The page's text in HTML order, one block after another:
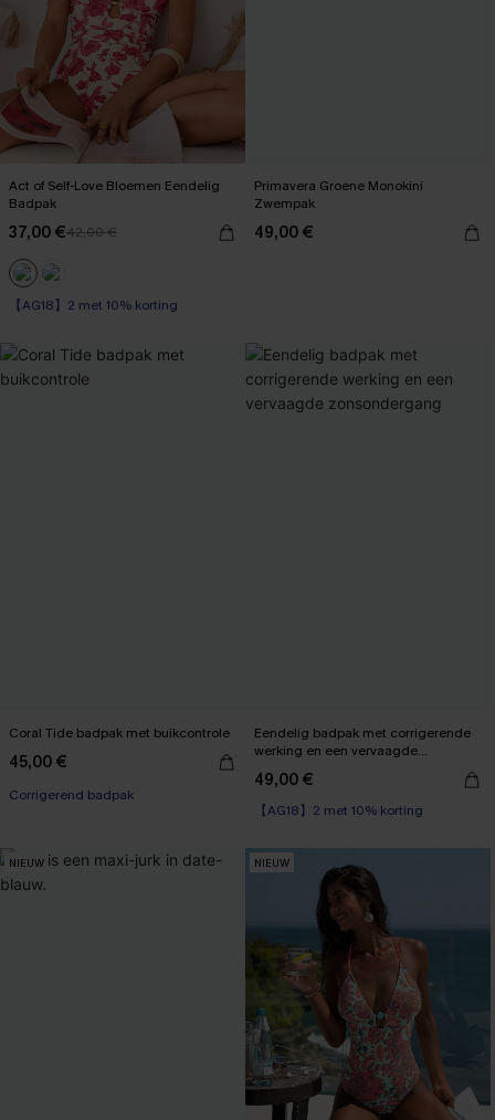
Act of Self-Love Bloemen Eendelig
Badpak
37,00 €42,00 €
【AG18】2 met 10% korting
Op voorraad
Primavera Groene Monokini
Zwempak
49,00 €
Coral Tide badpak met buikcontrole
45,00 €
Corrigerend badpak
Eendelig badpak met corrigerende
werking en een vervaagde
49,00 €
【AG18】2 met 10% korting
Corrigerend badpak
NIEUW NIEUW